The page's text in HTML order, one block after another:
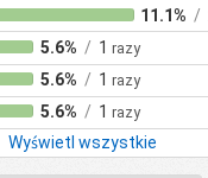
11.1% /
5.6% / 1 razy
5.6% / 1 razy
5.6% / 1 razy
Wyświetl wszystkie